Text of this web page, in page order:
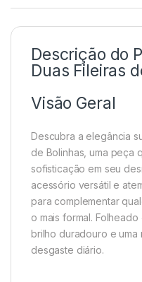
Descrição do
Duas Fileiras
Visão Geral
Descubra a elegância
de Bolinhas, uma peça
sofisticação em seu
acessório versátil e
para complementar
o mais formal.
brilho duradouro e uma
desgaste diário.